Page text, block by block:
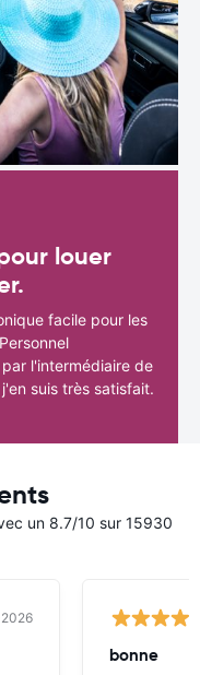
louer
facile pour les
l'intermédiaire de
suis très satisfait.
un 8.7/10 sur 15930
bonne